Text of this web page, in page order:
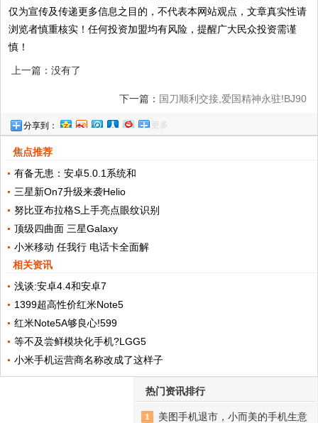
仅为宣传及传递更多信息之目的，不代表本网站观点，文章真实性请
浏览者慎重核实！任何投资加盟均有风险，提醒广大民众投资需谨
慎！
上一篇：没有了
下一篇： 国刀顺利交接,爱国精神永驻!BJ90
分享到： 更多
焦点推荐
有备无患：安卓5.0.1系统和
三星新On7升级来袭Helio
努比亚布拉格S上手亮点眼纹识别
顶级四曲面 三星Galaxy
小米移动 任我行 电话卡全面解
相关资讯
浅谈:安卓4.4和安卓7
1399超高性价红米Note5
红米Note5A够良心!599
等不及尝鲜模块化手机?LGG5
小米手机运营商名称改成了这样子
热门资讯排行
美图手机退市，小而美的手机生意